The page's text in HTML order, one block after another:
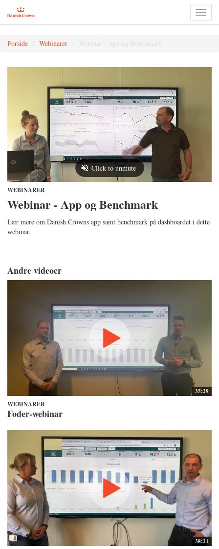
Toggle
Forside Webinarer Webinar - App og Benchmark
WEBINARER
Webinar - App og Benchmark
Lær mere om Danish Crowns app samt benchmark på dashboardet i dette
webinar.
Andre videoer
35:29
WEBINARER
Foder-webinar
38:21